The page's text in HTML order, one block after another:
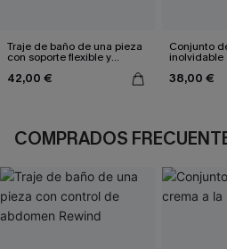
Traje de baño de una pieza
con soporte flexible y
potenciador
42,00 €
Conjunto
inolvidable
38,00 €
COMPRADOS